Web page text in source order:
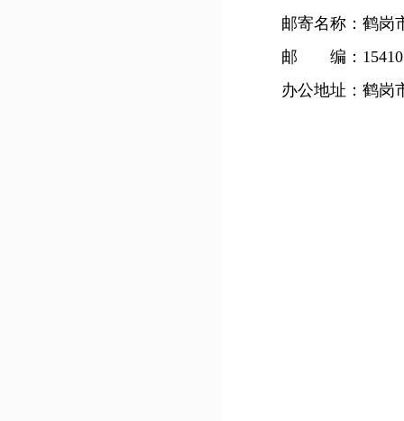
邮寄名称：鹤岗
邮 编：
办公地址：鹤岗